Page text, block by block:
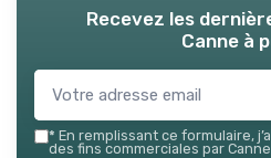
Recevez les
Canne à
* En remplissant ce formulaire,
des fins commerciales par